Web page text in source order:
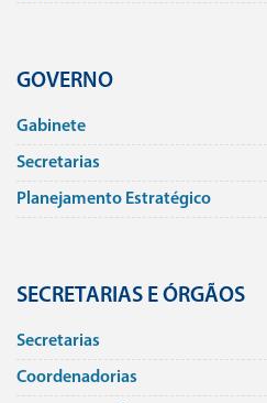
GOVERNO
Gabinete
Secretarias
Planejamento Estratégico
SECRETARIAS E ÓRGÃOS
Secretarias
Coordenadorias